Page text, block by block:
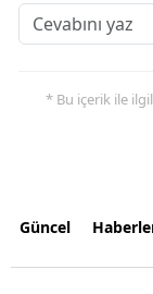
* Bu içerik ile
Güncel